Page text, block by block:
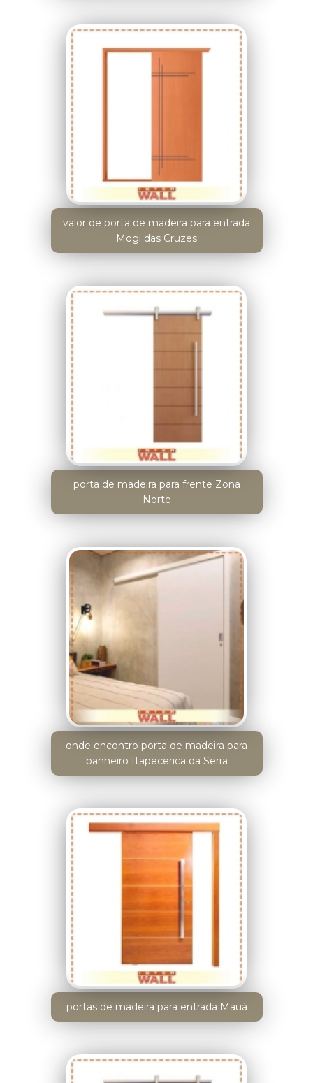
valor de porta de madeira para entrada
Mogi das Cruzes
porta de madeira para frente Zona
Norte
onde encontro porta de madeira para
banheiro Itapecerica da Serra
portas de madeira para entrada Mauá